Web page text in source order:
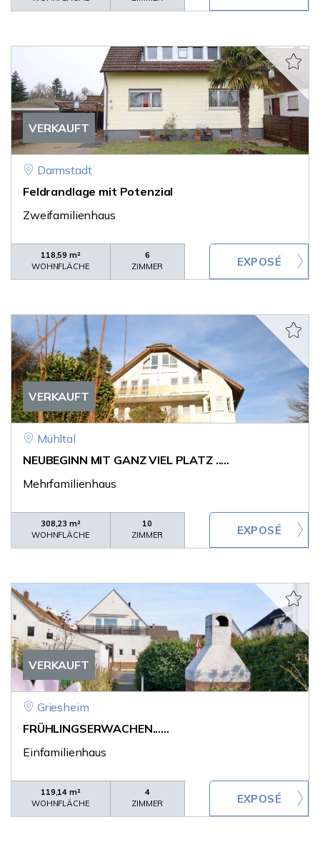
VERKAUFT
Darmstadt
Feldrandlage mit Potenzial
Zweifamilienhaus
118,59 m²
WOHNFLÄCHE
6
ZIMMER
VERKAUFT
Mühltal
NEUBEGINN MIT GANZ VIEL PLATZ .....
Mehrfamilienhaus
308,23 m²
WOHNFLÄCHE
10
ZIMMER
VERKAUFT
Griesheim
FRÜHLINGSERWACHEN......
Einfamilienhaus
119,14 m²
WOHNFLÄCHE
4
ZIMMER